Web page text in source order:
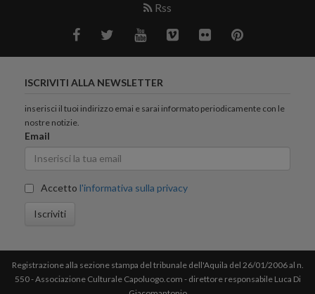
Rss
ISCRIVITI ALLA NEWSLETTER
inserisci il tuoi indirizzo emai e sarai informato periodicamente con le
nostre notizie.
Email
Accetto l'informativa sulla privacy
Iscriviti
Registrazione alla sezione stampa del tribunale dell'Aquila del 26/01/2006 al n.
550 - Associazione Culturale Capoluogo.com - direttore responsabile Luca Di